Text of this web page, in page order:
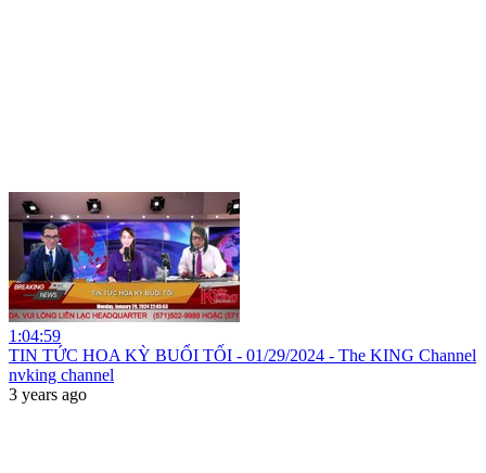
1:04:59
TIN TỨC HOA KỲ BUỔI TỐI - 01/29/2024 - The KING Channel
nvking channel
3 years ago